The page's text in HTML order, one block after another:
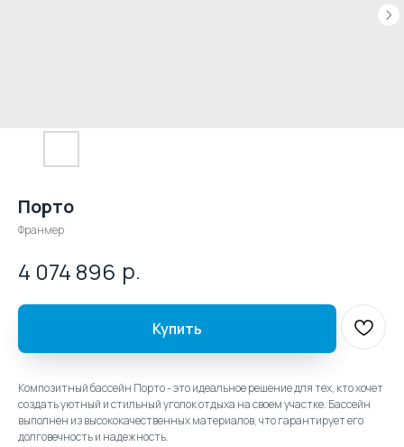
Порто
Франмер
4 074 896 р.
Купить
Композитный бассейн Порто - это идеальное решение для тех, кто хочет
создать уютный и стильный уголок отдыха на своем участке. Бассейн
выполнен из высококачественных материалов, что гарантирует его
долговечность и надежность.